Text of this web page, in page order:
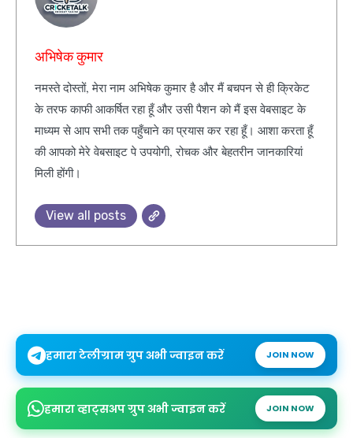
अभिषेक कुमार
नमस्ते दोस्तों, मेरा नाम अभिषेक कुमार है और मैं बचपन से ही क्रिकेट
के तरफ काफी आकर्षित रहा हूँ और उसी पैशन को मैं इस वेबसाइट के
माध्यम से आप सभी तक पहुँचाने का प्रयास कर रहा हूँ। आशा करता हूँ
की आपको मेरे वेबसाइट पे उपयोगी, रोचक और बेहतरीन जानकारियां
मिली होंगी।
View all posts
हमारा टेलीग्राम ग्रुप अभी ज्वाइन करें JOIN NOW
हमारा व्हाट्सअप ग्रुप अभी ज्वाइन करें JOIN NOW